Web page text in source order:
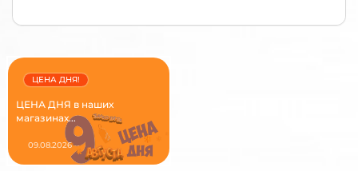
ЦЕНА ДНЯ в наших
магазинах...
ЦЕНА ДНЯ!
09.08.2026